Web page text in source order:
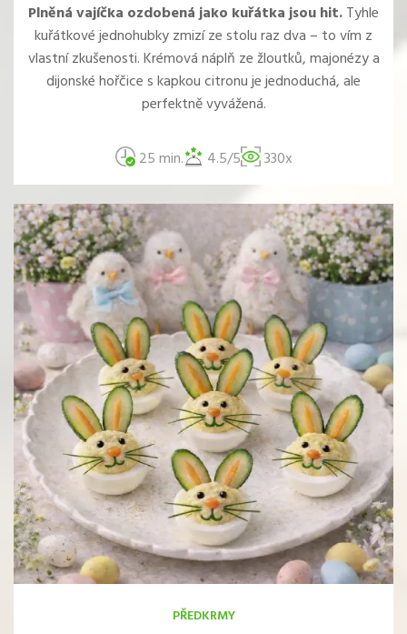
Plněná vajíčka ozdobená jako kuřátka jsou hit.Tyhle
kuřátkové jednohubky zmizí ze stolu raz dva – to vím z
vlastní zkušenosti. Krémová náplň ze žloutků, majonézy a
dijonské hořčice s kapkou citronu je jednoduchá, ale
perfektně vyvážená.
25 min. 4.5/5 330x
PŘEDKRMY